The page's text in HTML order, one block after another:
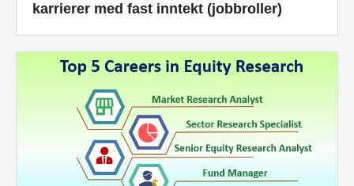
karrierer med fast inntekt (jobbroller)